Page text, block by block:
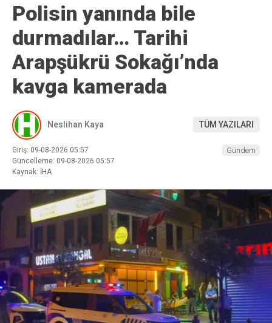
Polisin yanında bile
durmadılar… Tarihi
Arapşükrü Sokağı’nda
kavga kamerada
Neslihan Kaya TÜM YAZILARI
Giriş: 09-08-2026 05:57
Güncelleme: 09-08-2026 05:57
Kaynak: İHA
Gündem